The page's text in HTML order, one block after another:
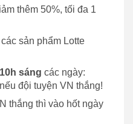
thêm 50%, tối đa 1
sản phẩm Lotte
10h sáng các ngày:
đội tuyện VN thắng!
thắng thì vào hốt ngày